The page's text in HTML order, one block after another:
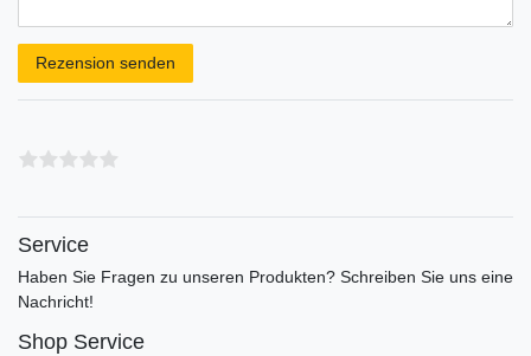
Rezension senden
Service
Haben Sie Fragen zu unseren Produkten? Schreiben Sie uns eine
Nachricht!
Shop Service